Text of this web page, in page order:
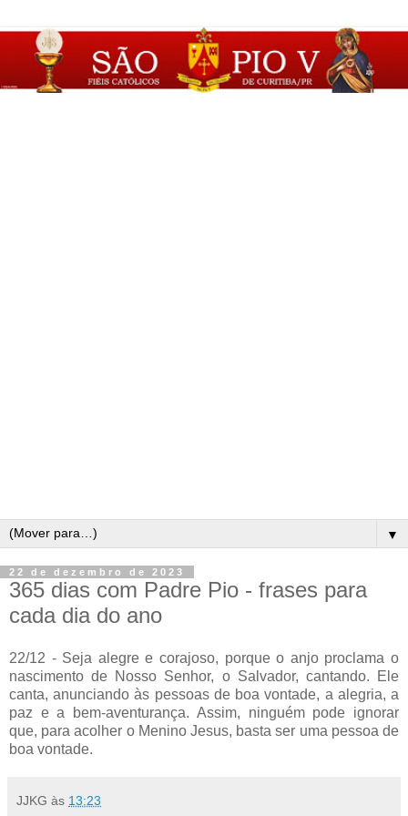
▼
22 de dezembro de 2023
365 dias com Padre Pio - frases para
cada dia do ano
22/12 - Seja alegre e corajoso, porque o anjo proclama o
nascimento de Nosso Senhor, o Salvador, cantando. Ele
canta, anunciando às pessoas de boa vontade, a alegria, a
paz e a bem-aventurança. Assim, ninguém pode ignorar
que, para acolher o Menino Jesus, basta ser uma pessoa de
boa vontade.
JJKG às 13:23